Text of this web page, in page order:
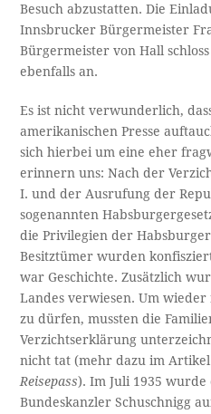
Besuch abzustatten. Die
Innsbrucker Bürgermeister
Bürgermeister von Hall
ebenfalls an.
Es ist nicht verwunderlich,
amerikanischen Presse
sich hierbei um eine eher
erinnern uns: Nach der
I. und der Ausrufung der
sogenannten
die Privilegien der
Besitztümer wurden
war Geschichte. Zusätzlich
Landes verwiesen. Um
zu dürfen, mussten die
Verzichtserklärung
nicht tat (mehr dazu im Artikel
Reisepass). Im Juli 1935 wurde
Bundeskanzler Schuschnigg